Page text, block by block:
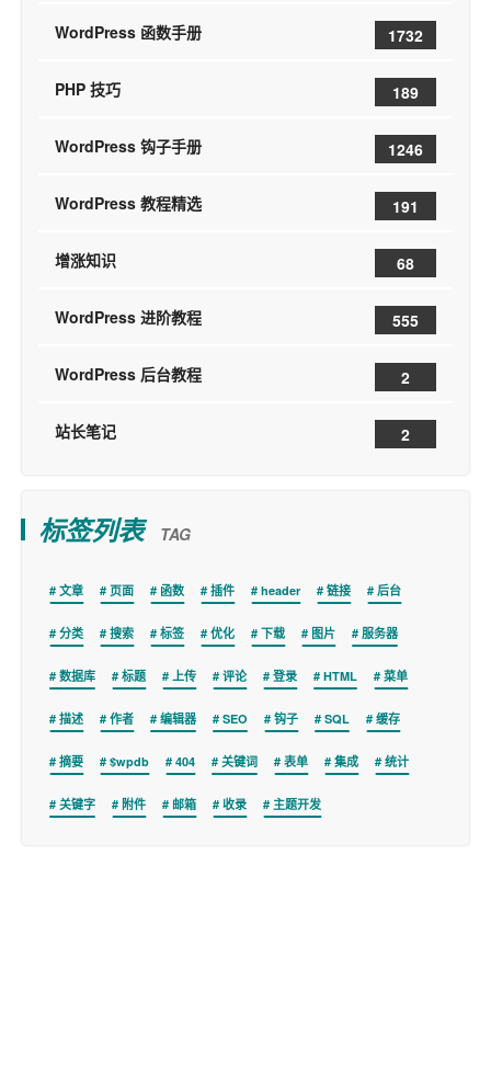
WordPress 函数手册 1732
PHP 技巧 189
WordPress 钩子手册 1246
WordPress 教程精选 191
增涨知识 68
WordPress 进阶教程 555
WordPress 后台教程 2
站长笔记 2
标签列表 TAG
文章 页面 函数 插件 header 链接 后台
分类 搜索 标签 优化 下载 图片 服务器
数据库 标题 上传 评论 登录 HTML 菜单
描述 作者 编辑器 SEO 钩子 SQL 缓存
摘要 $wpdb 404 关键词 表单 集成 统计
关键字 附件 邮箱 收录 主题开发